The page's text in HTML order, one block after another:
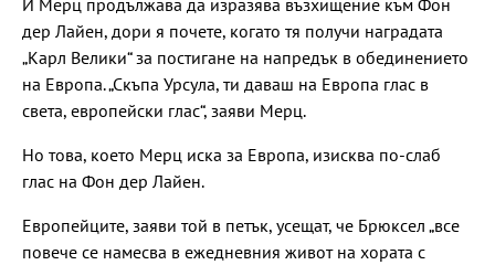
И Мерц продължава да изразява възхищение към Фон
дер Лайен, дори я почете, когато тя получи наградата
„Карл Велики“ за постигане на напредък в обединението
на Европа. „Скъпа Урсула, ти даваш на Европа глас в
света, европейски глас“, заяви Мерц.
Но това, което Мерц иска за Европа, изисква по-слаб
глас на Фон дер Лайен.
Европейците, заяви той в петък, усещат, че Брюксел „все
повече се намесва в ежедневния живот на хората с